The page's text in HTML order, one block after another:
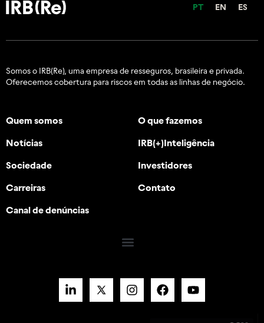
PT EN ES
Somos o IRB(Re), uma empresa de resseguros, brasileira e privada.
Oferecemos cobertura para riscos em todas as linhas de negócio.
Quem somos O que fazemos
Notícias IRB(+)Inteligência
Sociedade Investidores
Carreiras Contato
Canal de denúncias